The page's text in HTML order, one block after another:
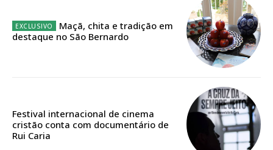
Acesso aos conteúdos Exclusivos para
assinantes
Maçã, chita e tradição em
destaque no São Bernardo
Festival internacional de cinema
cristão conta com documentário de
Rui Caria